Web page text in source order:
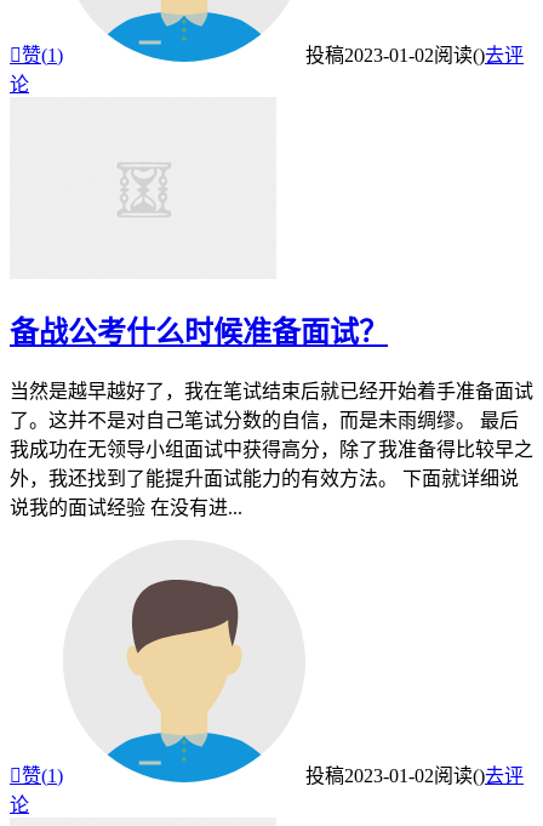
赞(1) 投稿2023-01-02阅读()去评
论
备战公考什么时候准备面试？
当然是越早越好了，我在笔试结束后就已经开始着手准备面试
了。这并不是对自己笔试分数的自信，而是未雨绸缪。 最后
我成功在无领导小组面试中获得高分，除了我准备得比较早之
外，我还找到了能提升面试能力的有效方法。 下面就详细说
说我的面试经验 在没有进...
赞(1) 投稿2023-01-02阅读()去评
论